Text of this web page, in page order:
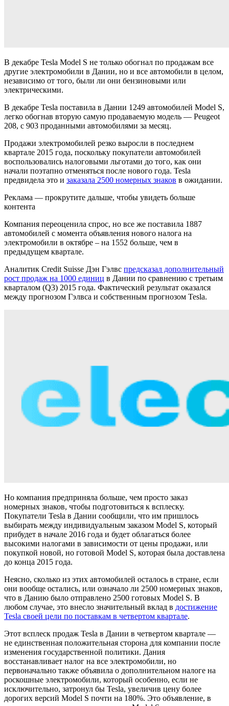
В декабре Tesla Model S не только обогнал по продажам все
другие электромобили в Дании, но и все автомобили в целом,
независимо от того, были ли они бензиновыми или
электрическими.
В декабре Tesla поставила в Дании 1249 автомобилей Model S,
легко обогнав вторую самую продаваемую модель — Peugeot
208, с 903 проданными автомобилями за месяц.
Продажи электромобилей резко выросли в последнем
квартале 2015 года, поскольку покупатели автомобилей
воспользовались налоговыми льготами до того, как они
начали поэтапно отменяться после нового года. Tesla
предвидела это и заказала 2500 номерных знаков в ожидании.
Реклама — прокрутите дальше, чтобы увидеть больше
контента
Компания переоценила спрос, но все же поставила 1887
автомобилей с момента объявления нового налога на
электромобили в октябре – на 1552 больше, чем в
предыдущем квартале.
Аналитик Credit Suisse Дэн Гэлвс предсказал дополнительный
рост продаж на 1000 единиц в Дании по сравнению с третьим
кварталом (Q3) 2015 года. Фактический результат оказался
между прогнозом Гэлвса и собственным прогнозом Tesla.
Но компания предприняла больше, чем просто заказ
номерных знаков, чтобы подготовиться к всплеску.
Покупатели Tesla в Дании сообщили, что им пришлось
выбирать между индивидуальным заказом Model S, который
прибудет в начале 2016 года и будет облагаться более
высокими налогами в зависимости от цены продажи, или
покупкой новой, но готовой Model S, которая была доставлена
до конца 2015 года.
Неясно, сколько из этих автомобилей осталось в стране, если
они вообще остались, или означало ли 2500 номерных знаков,
что в Данию было отправлено 2500 готовых Model S. В
любом случае, это внесло значительный вклад в достижение
Tesla своей цели по поставкам в четвертом квартале.
Этот всплеск продаж Tesla в Дании в четвертом квартале —
не единственная положительная сторона для компании после
изменения государственной политики. Дания
восстанавливает налог на все электромобили, но
первоначально также объявила о дополнительном налоге на
роскошные электромобили, который особенно, если не
исключительно, затронул бы Tesla, увеличив цену более
дорогих версий Model S почти на 180%. Это объявление, в